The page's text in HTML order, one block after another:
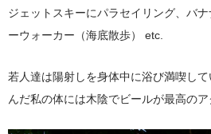
ジェットスキーにパラセイリング、バ
ーウォーカー（海底散歩） etc.
若人達は陽射しを身体中に浴び満喫し
んだ私の体には木陰でビールが最高のア